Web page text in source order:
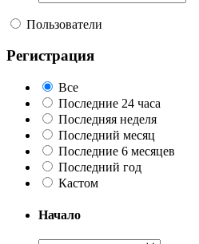
Пользователи
Регистрация
Все
Последние 24 часа
Последняя неделя
Последний месяц
Последние 6 месяцев
Последний год
Кастом
Начало